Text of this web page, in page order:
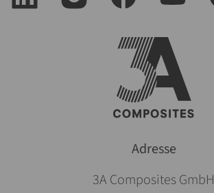
Adresse
3A Composites GmbH